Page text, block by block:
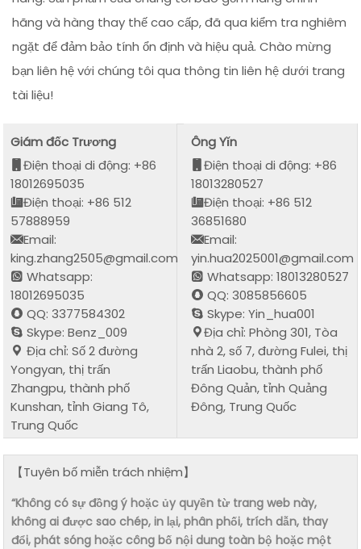
hãng và hàng thay thế cao cấp, đã qua kiểm tra nghiêm
ngặt để đảm bảo tính ổn định và hiệu quả. Chào mừng
bạn liên hệ với chúng tôi qua thông tin liên hệ dưới trang
tài liệu!
Giám đốc Trương
Điện thoại di động: +86
18012695035
Điện thoại: +86 512
57888959
Email:
king.zhang2505@gmail.com
Whatsapp:
18012695035
QQ: 3377584302
Skype: Benz_009
Địa chỉ: Số 2 đường
Yongyan, thị trấn
Zhangpu, thành phố
Kunshan, tỉnh Giang Tô,
Trung Quốc
Ông Yǐn
Điện thoại di động: +86
18013280527
Điện thoại: +86 512
36851680
Email:
yin.hua2025001@gmail.com
Whatsapp: 18013280527
QQ: 3085856605
Skype: Yin_hua001
Địa chỉ: Phòng 301, Tòa
nhà 2, số 7, đường Fulei, thị
trấn Liaobu, thành phố
Đông Quản, tỉnh Quảng
Đông, Trung Quốc
【Tuyên bố miễn trách nhiệm】
“Không có sự đồng ý hoặc ủy quyền từ trang web này,
không ai được sao chép, in lại, phân phối, trích dẫn, thay
đổi, phát sóng hoặc công bố nội dung toàn bộ hoặc một